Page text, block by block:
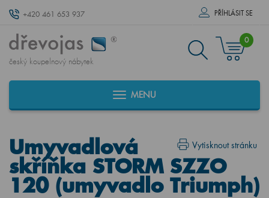
+420 461 653 937 PŘÍHLÁSIT SE
český koupelnový nábytek
0
MENU
Vytisknout stránku
Umyvadlová
skříňka STORM SZZO
120 (umyvadlo Triumph)